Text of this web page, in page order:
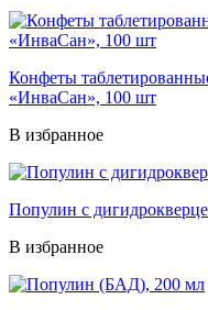
Конфеты
«ИнваСан», 100 шт
В избранное
Популин с
В избранное